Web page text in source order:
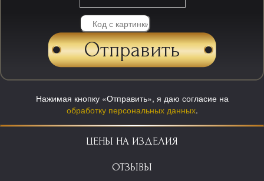
Нажимая кнопку «Отправить», я даю согласие на
обработку персональных данных.
ЦЕНЫ НА ИЗДЕЛИЯ
ОТЗЫВЫ